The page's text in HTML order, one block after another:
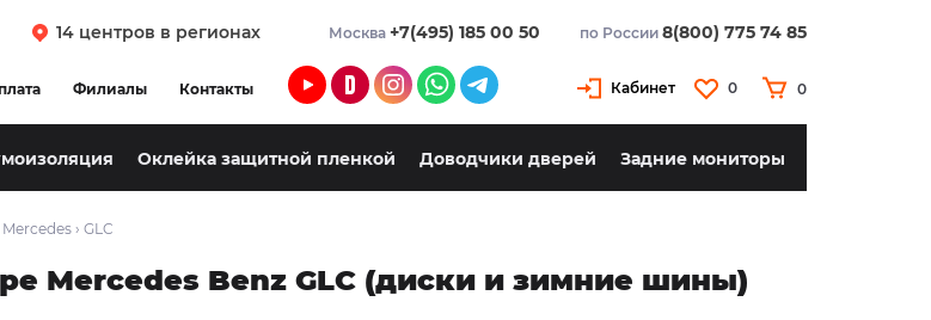
14 центров в регионах Москва +7(495) 185 00 50 по России 8(800) 775 74 85
Филиалы Контакты Кабинет 0 0
Оклейка защитной пленкой Доводчики дверей Задние мониторы
› GLC
Mercedes Benz GLC (диски и зимние шины)